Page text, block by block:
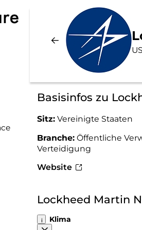
Basisinfos zu
Sitz: Vereinigte Staaten
Branche: Öffentliche
Verteidigung
Website
Lockheed Martin
Klima